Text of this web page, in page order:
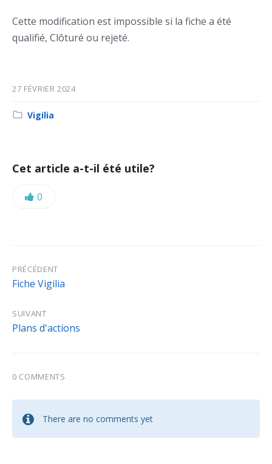
Cette modification est impossible si la fiche a été
qualifié, Clôturé ou rejeté.
27 FÉVRIER 2024
Category:
Vigilia
Cet article a-t-il été utile?
Likes:
0
PRÉCÉDENT
Fiche Vigilia
SUIVANT
Plans d'actions
0 COMMENTS
There are no comments yet